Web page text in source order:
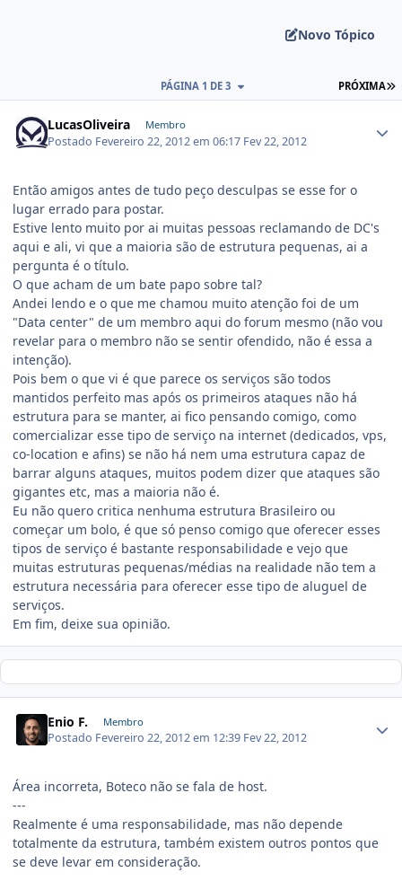
Novo Tópico
PRÓXIMA
PÁGINA 1 DE 3
LucasOliveira Membro
Postado Fevereiro 22, 2012 em 06:17 Fev 22, 2012
Então amigos antes de tudo peço desculpas se esse for o
lugar errado para postar.
Estive lento muito por ai muitas pessoas reclamando de DC's
aqui e ali, vi que a maioria são de estrutura pequenas, ai a
pergunta é o título.
O que acham de um bate papo sobre tal?
Andei lendo e o que me chamou muito atenção foi de um
"Data center" de um membro aqui do forum mesmo (não vou
revelar para o membro não se sentir ofendido, não é essa a
intenção).
Pois bem o que vi é que parece os serviços são todos
mantidos perfeito mas após os primeiros ataques não há
estrutura para se manter, ai fico pensando comigo, como
comercializar esse tipo de serviço na internet (dedicados, vps,
co-location e afins) se não há nem uma estrutura capaz de
barrar alguns ataques, muitos podem dizer que ataques são
gigantes etc, mas a maioria não é.
Eu não quero critica nenhuma estrutura Brasileiro ou
começar um bolo, é que só penso comigo que oferecer esses
tipos de serviço é bastante responsabilidade e vejo que
muitas estruturas pequenas/médias na realidade não tem a
estrutura necessária para oferecer esse tipo de aluguel de
serviços.
Em fim, deixe sua opinião.
Enio F. Membro
Postado Fevereiro 22, 2012 em 12:39 Fev 22, 2012
Área incorreta, Boteco não se fala de host.
---
Realmente é uma responsabilidade, mas não depende
totalmente da estrutura, também existem outros pontos que
se deve levar em consideração.